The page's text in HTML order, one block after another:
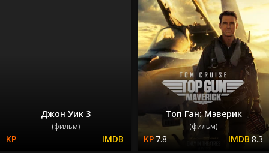
Джон Уик 3
(фильм)
Топ Ган: Мэверик
(фильм)
7.8 8.3